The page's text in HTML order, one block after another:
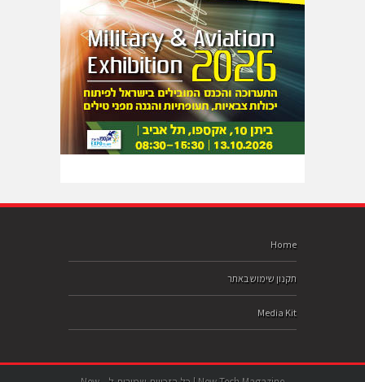
Home
תקנון שימוש באתר
Media Kit